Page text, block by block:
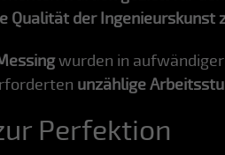
Qualität der Ingenieurskunst
wurden in
unzählige
Perfektion